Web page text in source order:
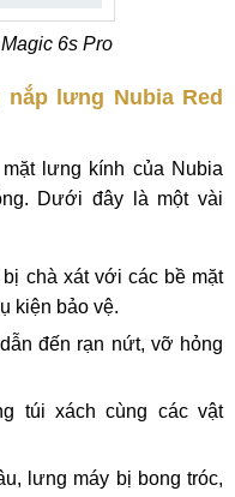
6s Pro
lưng Nubia Red
lưng kính của Nubia
Dưới đây là một vài
chà xát với các bề mặt
kiện bảo vệ.
đến rạn nứt, vỡ hỏng
túi xách cùng các vật
lưng máy bị bong tróc,